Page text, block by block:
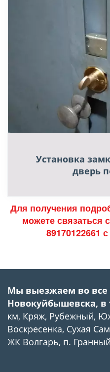
Установка
дверь
Для получения
89170122661
Мы выезжаем во все
Новокуйбышевска, в
км, Кряж, Рубежный,
Воскресенка, Сухая
ЖК Волгарь, п.